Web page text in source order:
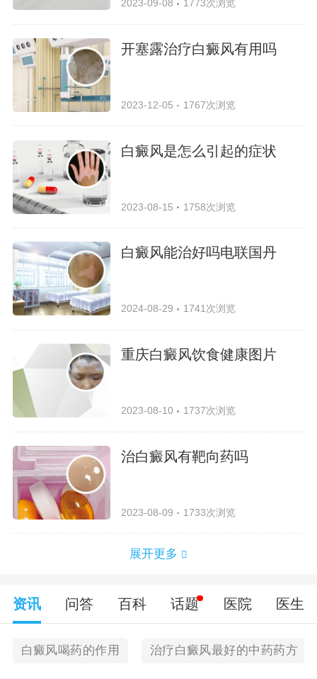
2023-09-08 1773次浏览
开塞露治疗白癜风有用吗
2023-12-05 1767次浏览
白癜风是怎么引起的症状
2023-08-15 1758次浏览
白癜风能治好吗电联国丹
2024-08-29 1741次浏览
重庆白癜风饮食健康图片
2023-08-10 1737次浏览
治白癜风有靶向药吗
2023-08-09 1733次浏览
展开更多
资讯 问答 百科 话题 医院 医生
白癜风喝药的作用 治疗白癜风最好的中药药方